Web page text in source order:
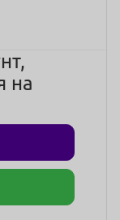
на